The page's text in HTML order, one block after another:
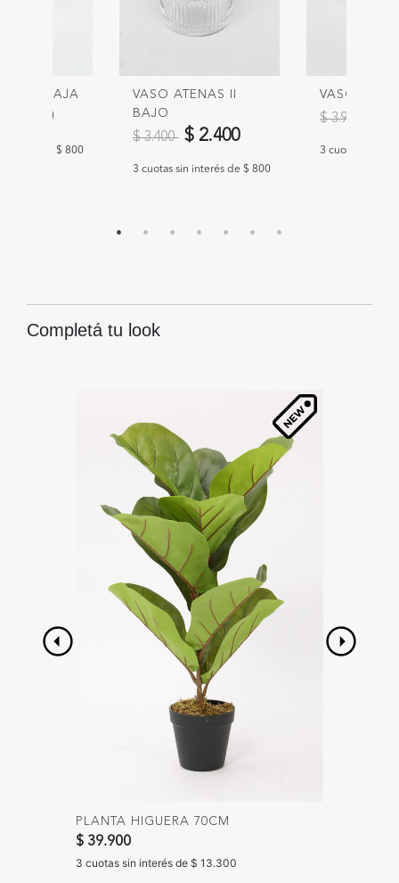
BAJA
de
2.400
interés de $ 800
VASO ATENAS II
BAJO
Precio reducido de
$ 3.400 a$ 2.400
3 cuotas sin interés de $ 800
VASO
Precio
$ 3.900
3 cuotas sin
Completá tu look
PLANTA HIGUERA 70CM
$ 39.900
3 cuotas sin interés de $ 13.300